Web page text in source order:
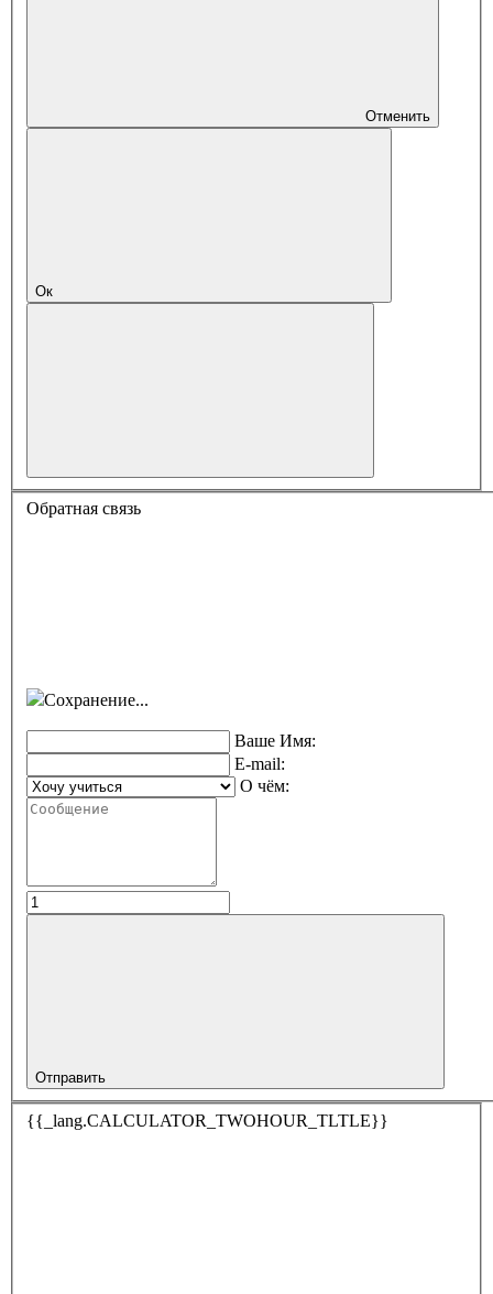
Отменить
Ок
Обратная связь
Сохранение...
Ваше Имя:
E-mail:
О чём:
Отправить
{{_lang.CALCULATOR_TWOHOUR_TLTLE}}